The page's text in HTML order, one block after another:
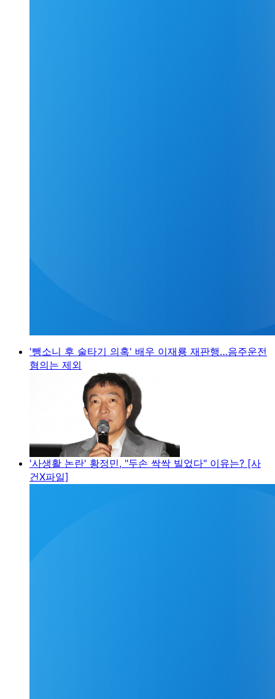
'뺑소니 후 술타기 의혹' 배우 이재룡 재판행…음주운전
혐의는 제외
'사생활 논란' 황정민, "두손 싹싹 빌었다" 이유는? [사
건X파일]